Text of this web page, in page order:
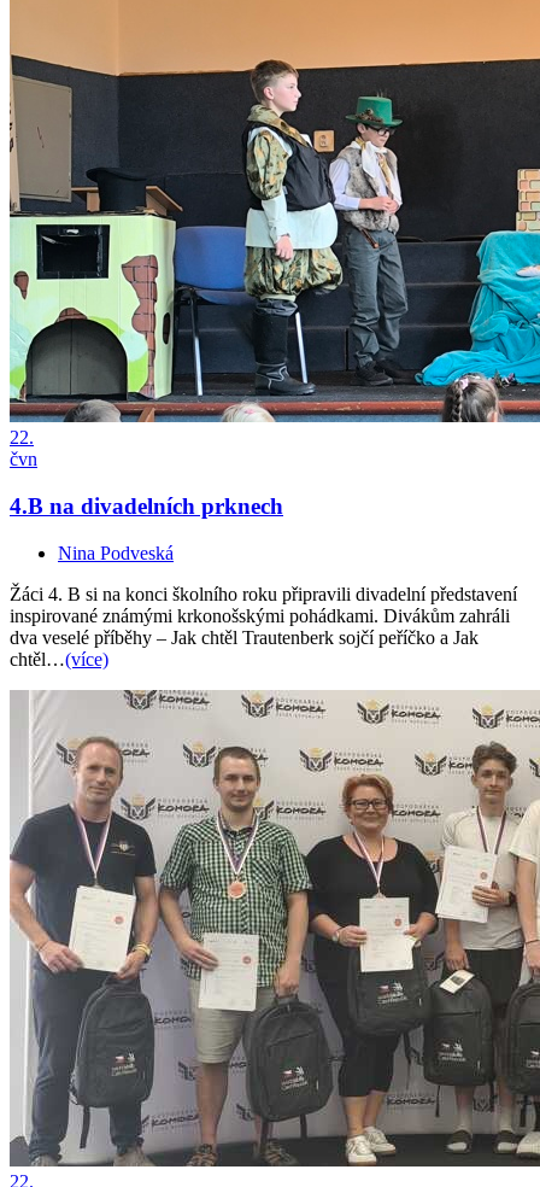
22.
čvn
4.B na divadelních prknech
Nina Podveská
Žáci 4. B si na konci školního roku připravili divadelní představení
inspirované známými krkonošskými pohádkami. Divákům zahráli
dva veselé příběhy – Jak chtěl Trautenberk sojčí peříčko a Jak
chtěl…(více)
22.